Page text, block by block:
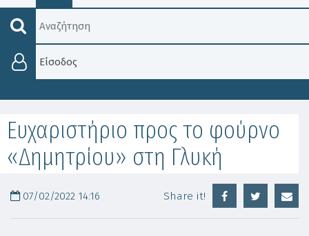
Είσοδος
Ευχαριστήριο προς το φούρνο
«Δημητρίου» στη Γλυκή
07/02/2022 14:16 Share it!